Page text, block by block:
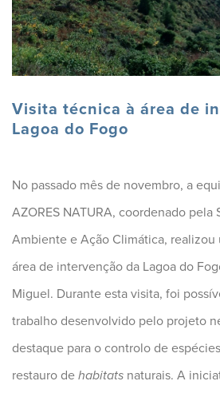
Visita técnica à área de
Lagoa do Fogo
No passado mês de novembro, a
AZORES NATURA, coordenado pela
Ambiente e Ação Climática, realizou
área de intervenção da Lagoa do
Miguel. Durante esta visita, foi
trabalho desenvolvido pelo projeto
destaque para o controlo de
restauro de habitats naturais. A